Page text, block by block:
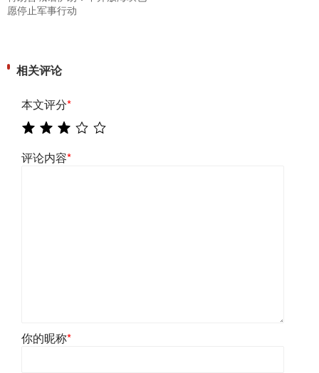
愿停止军事行动
相关评论
本文评分*
评论内容*
你的昵称*